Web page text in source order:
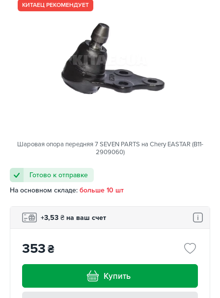
КИТАЕЦ РЕКОМЕНДУЕТ
Шаровая опора передняя 7 SEVEN PARTS на Chery EASTAR (B11-
2909060)
Готово к отправке
На основном складе: больше 10 шт
+3,53 ₴ на ваш счет
353₴
Купить